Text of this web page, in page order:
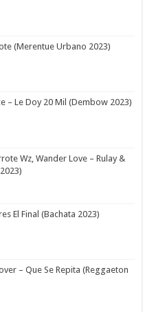
(Merentue Urbano 2023)
– Le Doy 20 Mil (Dembow 2023)
Wz, Wander Love – Rulay &
El Final (Bachata 2023)
– Que Se Repita (Reggaeton